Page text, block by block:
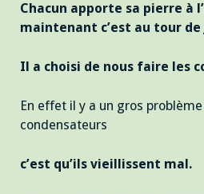
Chacun apporte sa pierre à
maintenant c’est au tour de
Il a choisi de nous faire les
En effet il y a un gros
condensateurs
c’est qu’ils vieillissent mal.